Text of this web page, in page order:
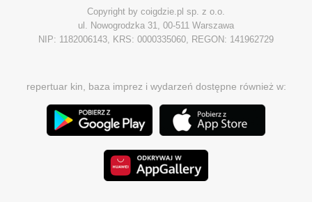
Copyright by coigdzie.pl sp. z o.o.
ul. Nowogrodzka 31, 00-511 Warszawa
NIP: 1182006143, KRS: 0000335060, REGON: 141962729
repertuar kin, baza imprez i wydarzeń dostępne również w: